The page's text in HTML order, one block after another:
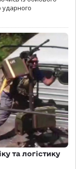
ударного
та логістику